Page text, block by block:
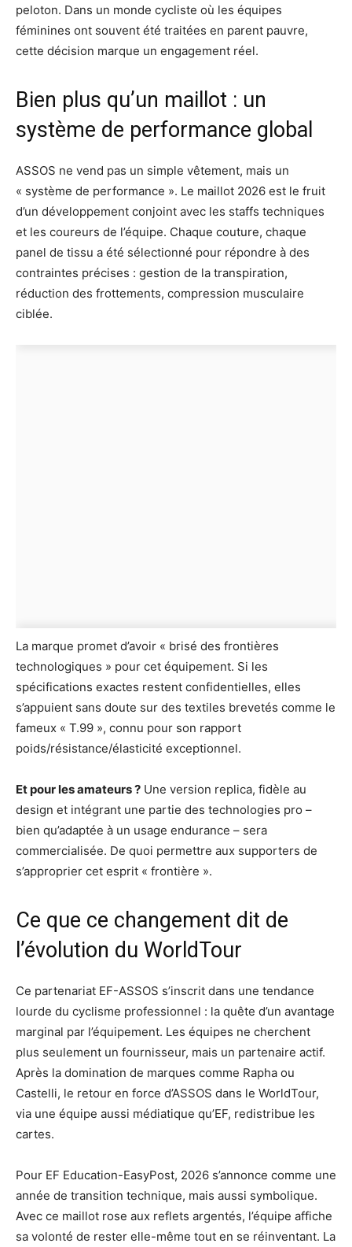
peloton. Dans un monde cycliste où les équipes
féminines ont souvent été traitées en parent pauvre,
cette décision marque un engagement réel.
Bien plus qu’un maillot : un
système de performance global
ASSOS ne vend pas un simple vêtement, mais un
« système de performance ». Le maillot 2026 est le fruit
d’un développement conjoint avec les staffs techniques
et les coureurs de l’équipe. Chaque couture, chaque
panel de tissu a été sélectionné pour répondre à des
contraintes précises : gestion de la transpiration,
réduction des frottements, compression musculaire
ciblée.
La marque promet d’avoir « brisé des frontières
technologiques » pour cet équipement. Si les
spécifications exactes restent confidentielles, elles
s’appuient sans doute sur des textiles brevetés comme le
fameux « T.99 », connu pour son rapport
poids/résistance/élasticité exceptionnel.
Et pour les amateurs ? Une version replica, fidèle au
design et intégrant une partie des technologies pro –
bien qu’adaptée à un usage endurance – sera
commercialisée. De quoi permettre aux supporters de
s’approprier cet esprit « frontière ».
Ce que ce changement dit de
l’évolution du WorldTour
Ce partenariat EF-ASSOS s’inscrit dans une tendance
lourde du cyclisme professionnel : la quête d’un avantage
marginal par l’équipement. Les équipes ne cherchent
plus seulement un fournisseur, mais un partenaire actif.
Après la domination de marques comme Rapha ou
Castelli, le retour en force d’ASSOS dans le WorldTour,
via une équipe aussi médiatique qu’EF, redistribue les
cartes.
Pour EF Education-EasyPost, 2026 s’annonce comme une
année de transition technique, mais aussi symbolique.
Avec ce maillot rose aux reflets argentés, l’équipe affiche
sa volonté de rester elle-même tout en se réinventant. La